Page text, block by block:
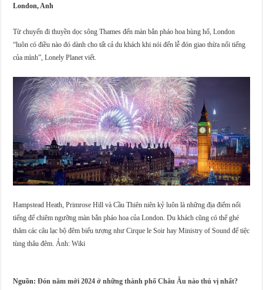
London, Anh
Từ chuyến đi thuyền dọc sông Thames đến màn bắn pháo hoa hùng hổ, London
“luôn có điều nào đó dành cho tất cả du khách khi nói đến lễ đón giao thừa nổi tiếng
của mình”, Lonely Planet viết.
Hampstead Heath, Primrose Hill và Cầu Thiên niên kỷ luôn là những địa điểm nổi
tiếng để chiêm ngưỡng màn bắn pháo hoa của London. Du khách cũng có thể ghé
thăm các câu lạc bộ đêm biểu tượng như Cirque le Soir hay Ministry of Sound để tiệc
tùng thâu đêm. Ảnh: Wiki
Nguồn:Đón năm mới 2024 ở những thành phố Châu Âu nào thú vị nhất?